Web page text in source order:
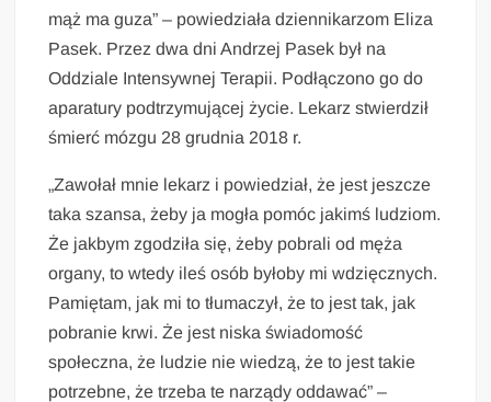
mąż ma guza” – powiedziała dziennikarzom Eliza
Pasek. Przez dwa dni Andrzej Pasek był na
Oddziale Intensywnej Terapii. Podłączono go do
aparatury podtrzymującej życie. Lekarz stwierdził
śmierć mózgu 28 grudnia 2018 r.
„Zawołał mnie lekarz i powiedział, że jest jeszcze
taka szansa, żeby ja mogła pomóc jakimś ludziom.
Że jakbym zgodziła się, żeby pobrali od męża
organy, to wtedy ileś osób byłoby mi wdzięcznych.
Pamiętam, jak mi to tłumaczył, że to jest tak, jak
pobranie krwi. Że jest niska świadomość
społeczna, że ludzie nie wiedzą, że to jest takie
potrzebne, że trzeba te narządy oddawać” –